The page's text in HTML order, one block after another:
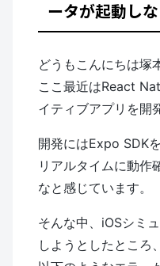
ータが起動し
どうもこんにちは塚
ここ最近はReact
イティブアプリを開
開発にはExpo SDK
リアルタイムに動作
なと感じています。
そんな中、iOSシミ
しようとしたところ、